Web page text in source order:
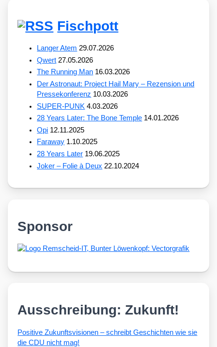
Fischpott
Langer Atem 29.07.2026
Qwert 27.05.2026
The Running Man 16.03.2026
Der Astronaut: Project Hail Mary – Rezension und
Pressekonferenz 10.03.2026
SUPER-PUNK 4.03.2026
28 Years Later: The Bone Temple 14.01.2026
Opi 12.11.2025
Faraway 1.10.2025
28 Years Later 19.06.2025
Joker – Folie à Deux 22.10.2024
Sponsor
Ausschreibung: Zukunft!
Posi­ti­ve Zukunfts­vi­sio­nen – schreibt Geschich­ten wie sie
die CDU nicht mag!